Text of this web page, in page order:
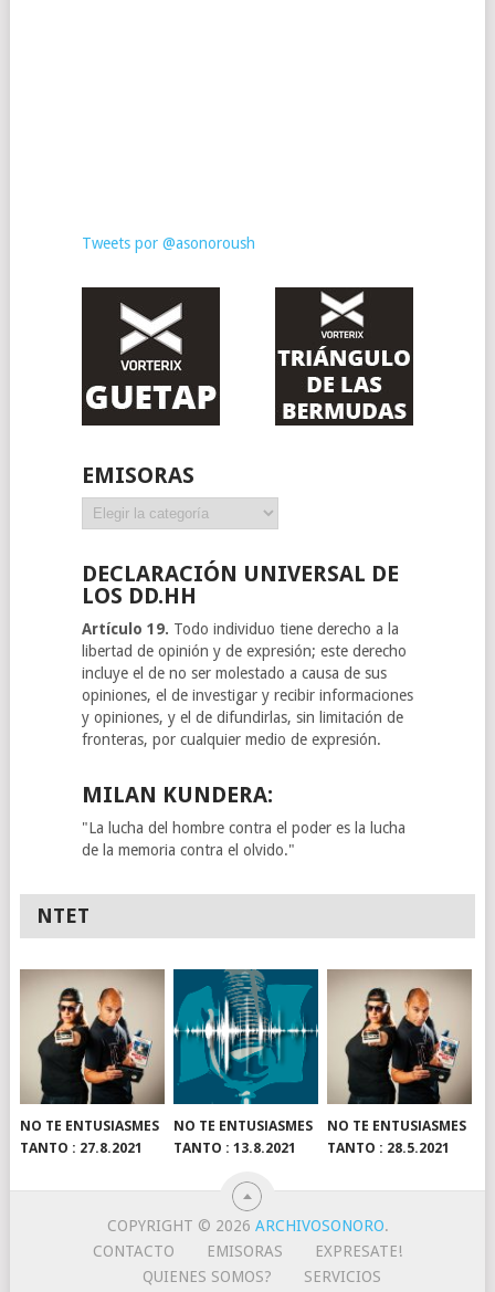
Tweets por @asonoroush
EMISORAS
Emisoras
DECLARACIÓN UNIVERSAL DE
LOS DD.HH
Artículo 19. Todo individuo tiene derecho a la
libertad de opinión y de expresión; este derecho
incluye el de no ser molestado a causa de sus
opiniones, el de investigar y recibir informaciones
y opiniones, y el de difundirlas, sin limitación de
fronteras, por cualquier medio de expresión.
MILAN KUNDERA:
"La lucha del hombre contra el poder es la lucha
de la memoria contra el olvido."
NTET
NO TE ENTUSIASMES
TANTO : 27.8.2021
NO TE ENTUSIASMES
TANTO : 13.8.2021
NO TE ENTUSIASMES
TANTO : 28.5.2021
COPYRIGHT © 2026 ARCHIVOSONORO.
CONTACTO
EMISORAS
EXPRESATE!
QUIENES SOMOS?
SERVICIOS